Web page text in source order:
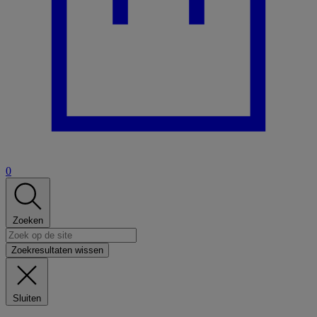
0
Zoeken
Zoekresultaten wissen
Sluiten